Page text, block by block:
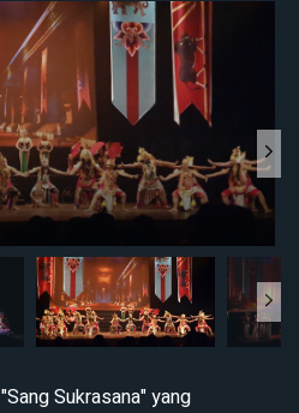
Sukrasana" yang